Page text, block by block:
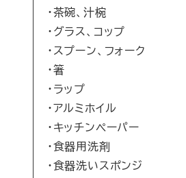
・茶碗、汁椀
・グラス、コップ
・スプーン、フォーク
・箸
・ラップ
・アルミホイル
・キッチンペーパー
・食器用洗剤
・食器洗いスポンジ